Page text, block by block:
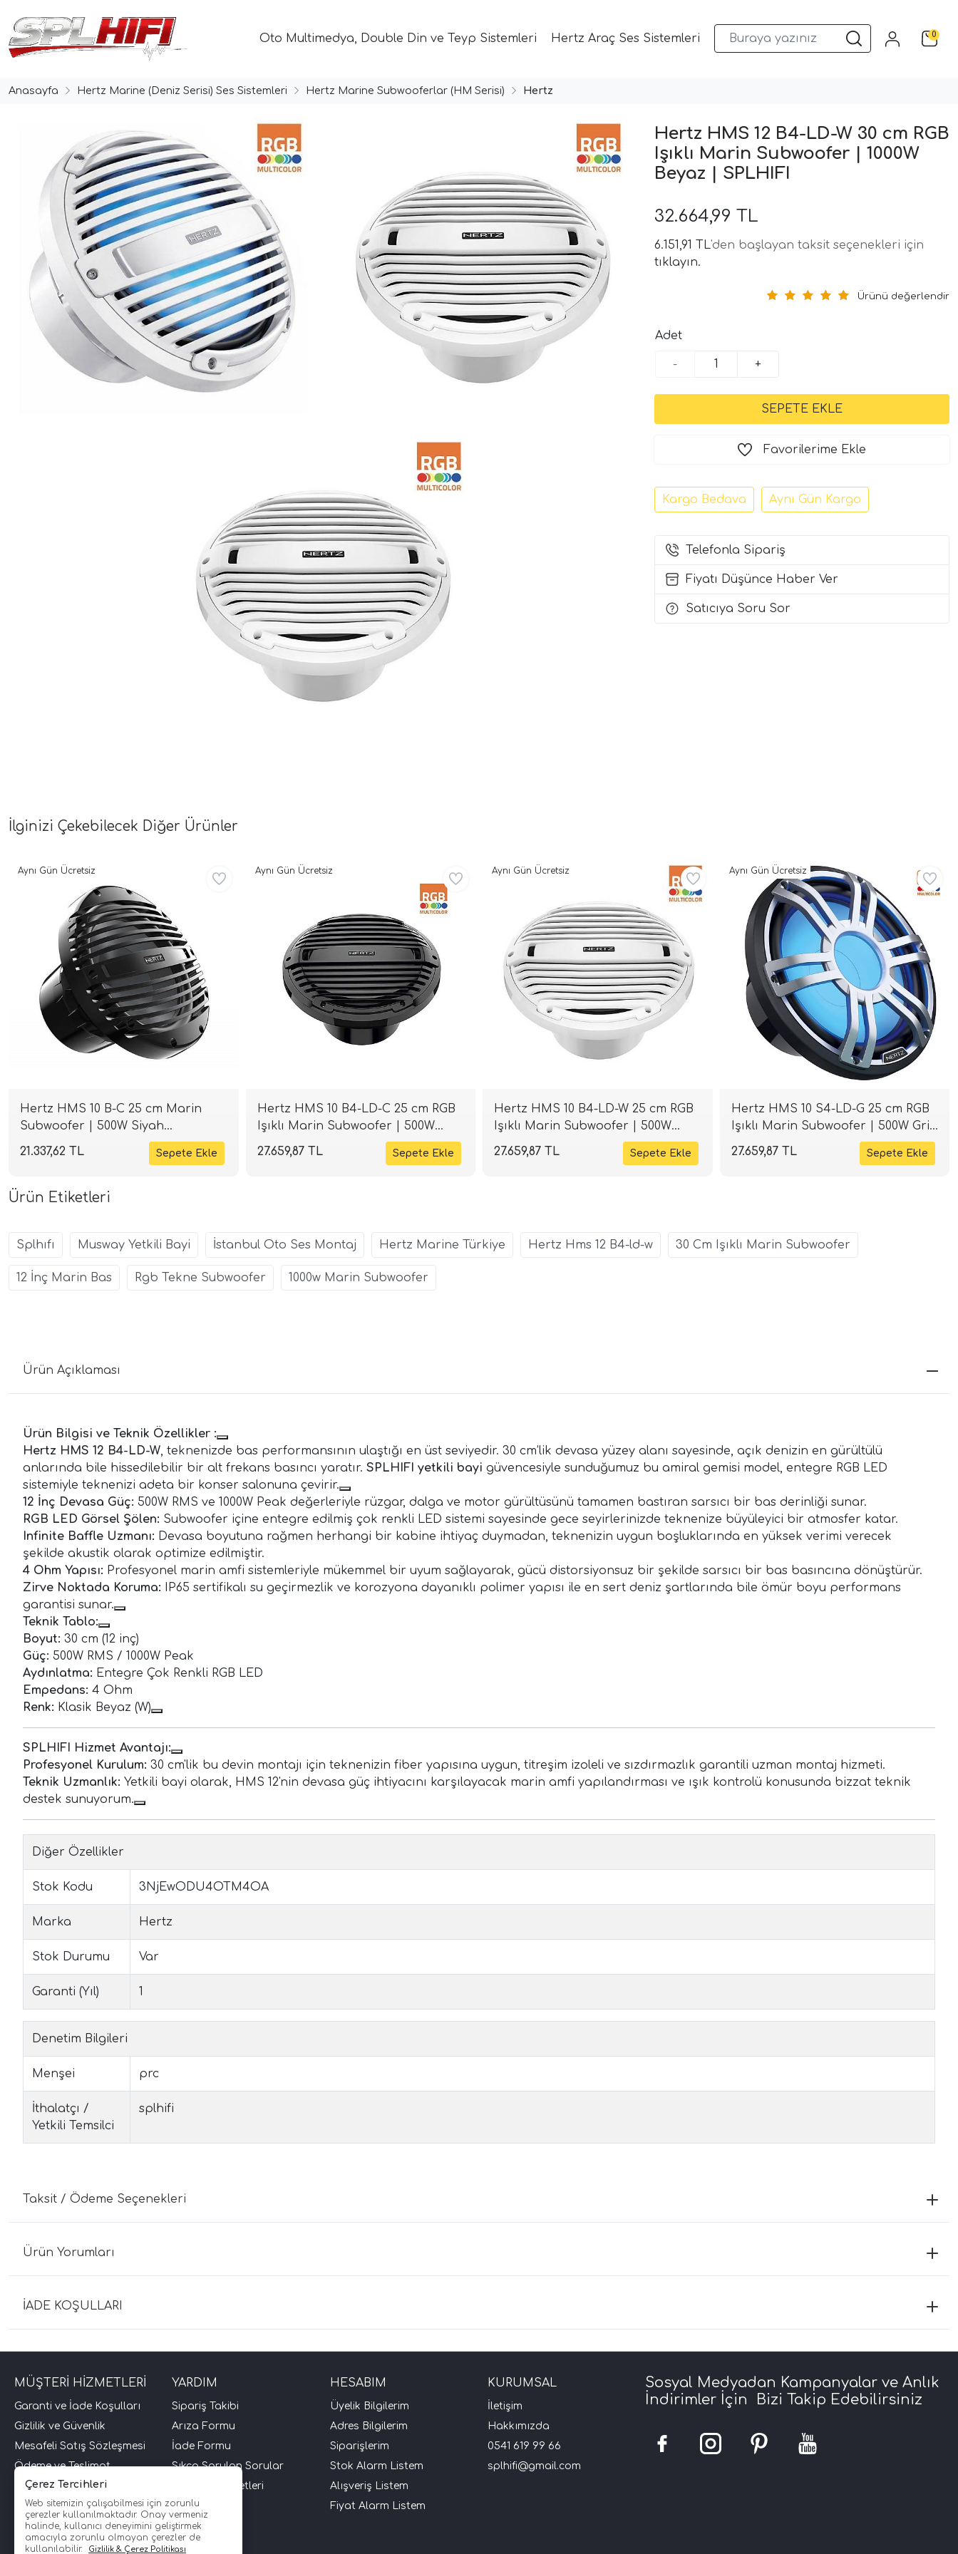
Oto Multimedya, Double Din ve Teyp Sistemleri Hertz Araç Ses Sistemleri Musway DSP ve Araç Ses Sistemleri 0
Anasayfa Hertz Marine (Deniz Serisi) Ses Sistemleri Hertz Marine Subwooferlar (HM Serisi) Hertz
Hertz HMS 12 B4-LD-W 30 cm RGB
Işıklı Marin Subwoofer | 1000W
Beyaz | SPLHIFI
32.664,99 TL
6.151,91 TL'den başlayan taksit seçenekleri için
tıklayın.
Ürünü değerlendir
Adet
- +
Favorilerime Ekle
Kargo Bedava Aynı Gün Kargo
Telefonla Sipariş
Fiyatı Düşünce Haber Ver
Satıcıya Soru Sor
İlginizi Çekebilecek Diğer Ürünler
Hertz HMS 10 B-C 25 cm Marin
Subwoofer | 500W Siyah
Performans | SPLHIFI
21.337,62 TL
Aynı Gün Ücretsiz
Hertz HMS 10 B4-LD-C 25 cm RGB
Işıklı Marin Subwoofer | 500W
Siyah | SPLHIFI
27.659,87 TL
Aynı Gün Ücretsiz
Hertz HMS 10 B4-LD-W 25 cm RGB
Işıklı Marin Subwoofer | 500W
Beyaz | SPLHIFI
27.659,87 TL
Aynı Gün Ücretsiz
Hertz HMS 10 S4-LD-G 25 cm RGB
Işıklı Marin Subwoofer | 500W Gri |
SPLHIFI
27.659,87 TL
Aynı Gün Ücretsiz
Ürün Etiketleri
Splhıfı Musway Yetkili Bayi İstanbul Oto Ses Montaj Hertz Marine Türkiye Hertz Hms 12 B4-ld-w 30 Cm Işıklı Marin Subwoofer
12 İnç Marin Bas Rgb Tekne Subwoofer 1000w Marin Subwoofer
Ürün Açıklaması
Ürün Bilgisi ve Teknik Özellikler :
Hertz HMS 12 B4-LD-W, teknenizde bas performansının ulaştığı en üst seviyedir. 30 cm’lik devasa yüzey alanı sayesinde, açık denizin en gürültülü
anlarında bile hissedilebilir bir alt frekans basıncı yaratır. SPLHIFI yetkili bayi güvencesiyle sunduğumuz bu amiral gemisi model, entegre RGB LED
sistemiyle teknenizi adeta bir konser salonuna çevirir.
12 İnç Devasa Güç: 500W RMS ve 1000W Peak değerleriyle rüzgar, dalga ve motor gürültüsünü tamamen bastıran sarsıcı bir bas derinliği sunar.
RGB LED Görsel Şölen: Subwoofer içine entegre edilmiş çok renkli LED sistemi sayesinde gece seyirlerinizde teknenize büyüleyici bir atmosfer katar.
Infinite Baffle Uzmanı: Devasa boyutuna rağmen herhangi bir kabine ihtiyaç duymadan, teknenizin uygun boşluklarında en yüksek verimi verecek
şekilde akustik olarak optimize edilmiştir.
4 Ohm Yapısı: Profesyonel marin amfi sistemleriyle mükemmel bir uyum sağlayarak, gücü distorsiyonsuz bir şekilde sarsıcı bir bas basıncına dönüştürür.
Zirve Noktada Koruma: IP65 sertifikalı su geçirmezlik ve korozyona dayanıklı polimer yapısı ile en sert deniz şartlarında bile ömür boyu performans
garantisi sunar.
Teknik Tablo:
Boyut: 30 cm (12 inç)
Güç: 500W RMS / 1000W Peak
Aydınlatma: Entegre Çok Renkli RGB LED
Empedans: 4 Ohm
Renk: Klasik Beyaz (W)
SPLHIFI Hizmet Avantajı:
Profesyonel Kurulum: 30 cm'lik bu devin montajı için teknenizin fiber yapısına uygun, titreşim izoleli ve sızdırmazlık garantili uzman montaj hizmeti.
Teknik Uzmanlık: Yetkili bayi olarak, HMS 12'nin devasa güç ihtiyacını karşılayacak marin amfi yapılandırması ve ışık kontrolü konusunda bizzat teknik
destek sunuyorum.
Diğer Özellikler
Stok Kodu 3NjEwODU4OTM4OA
Marka Hertz
Stok Durumu Var
Garanti (Yıl) 1
Denetim Bilgileri
Menşei prc
İthalatçı /
Yetkili Temsilci
splhifi
Taksit / Ödeme Seçenekleri
Ürün Yorumları
İADE KOŞULLARI
MÜŞTERİ HİZMETLERİ
Garanti ve İade Koşulları
Gizlilik ve Güvenlik
Mesafeli Satış Sözleşmesi
Ödeme ve Teslimat
Üyelik Sözleşmesi
YARDIM
Sipariş Takibi
Arıza Formu
İade Formu
Sıkça Sorulan Sorular
Müşteri Hizmetleri
İletişim
HESABIM
Üyelik Bilgilerim
Adres Bilgilerim
Siparişlerim
Stok Alarm Listem
Alışveriş Listem
Fiyat Alarm Listem
KURUMSAL
İletişim
Hakkımızda
0541 619 99 66
splhifi@gmail.com
Sosyal Medyadan Kampanyalar ve Anlık
İndirimler İçin Bizi Takip Edebilirsiniz
Çerez Tercihleri
Web sitemizin çalışabilmesi için zorunlu
çerezler kullanılmaktadır. Onay vermeniz
halinde, kullanıcı deneyimini geliştirmek
amacıyla zorunlu olmayan çerezler de
kullanılabilir.
Gizlilik & Çerez Politikası